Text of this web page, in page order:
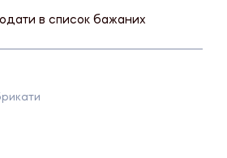
в список бажаних